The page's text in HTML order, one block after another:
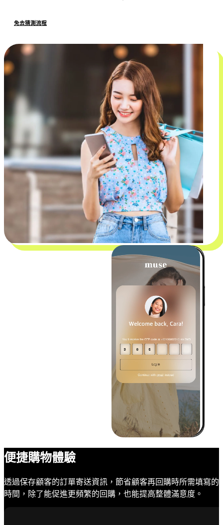
免去猜測流程
便捷購物體驗
透過保存顧客的訂單寄送資訊，節省顧客再回購時所需填寫的
時間，除了能促進更頻繁的回購，也能提高整體滿意度。